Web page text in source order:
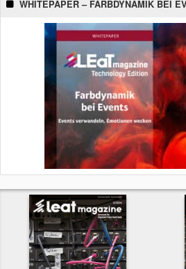
WHITEPAPER – FARBDYNAMIK BEI